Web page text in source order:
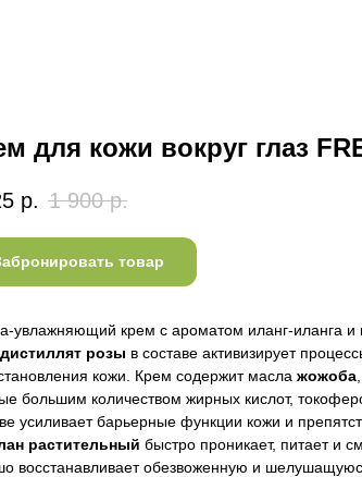
для кожи вокруг глаз
р. 1 900 р.
товар
увлажняющий крем с ароматом иланг-иланга
розы в составе активизирует
кожи. Крем содержит масла жожоба
большим количеством жирных кислот,
усиливает барьерные функции кожи и
растительный быстро проникает, питает и
восстанавливает обезвоженную и